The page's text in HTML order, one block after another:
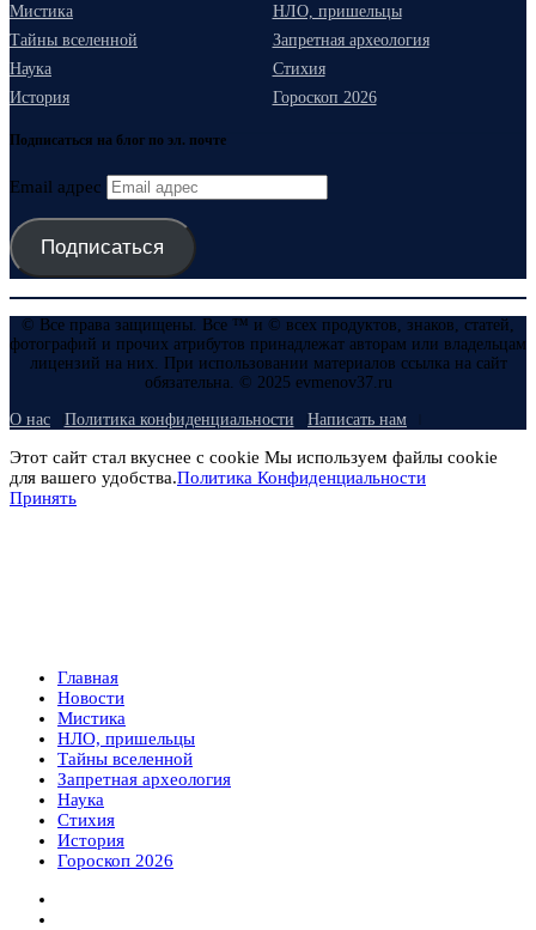
Мистика
НЛО, пришельцы
Тайны вселенной
Запретная археология
Наука
Стихия
История
Гороскоп 2026
Подписаться на блог по эл. почте
Email адрес
Подписаться
© Все права защищены. Все ™ и © всех продуктов, знаков, статей,
фотографий и прочих атрибутов принадлежат авторам или владельцам
лицензий на них. При использовании материалов ссылка на сайт
обязательна. © 2025 evmenov37.ru
О нас Политика конфиденциальности Написать нам
Этот сайт стал вкуснее с cookie Мы используем файлы cookie
для вашего удобства.Политика Конфиденциальности
Принять
Главная
Новости
Мистика
НЛО, пришельцы
Тайны вселенной
Запретная археология
Наука
Стихия
История
Гороскоп 2026